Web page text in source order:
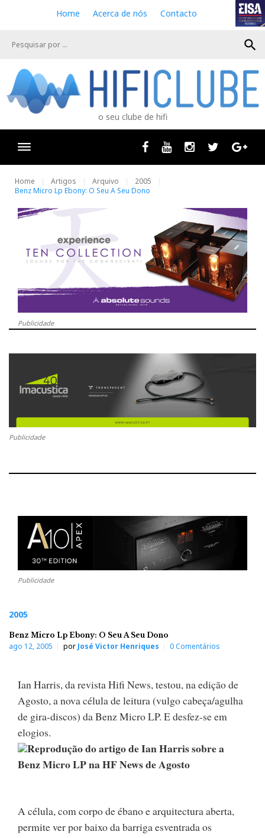
e
Home Acerca de nós Contacto
search
o seu clube de hifi
Facebook
Youtube InstagramTwitter
Home Artigos Arquivo
2005
Benz Micro Lp Ebony: O Seu A Seu Dono
Publicidade
Publicidade
Publicidade
2005
Benz Micro Lp Ebony: O Seu A Seu Dono
ago 12, 2005 por José Victor Henriques 0 Comentários
Ian Harris, da revista Hifi News, testou, na edição de
Agosto, a nova célula de leitura (vulgo cabeça/agulha
de gira-discos) da Benz Micro LP. E desfez-se em
elogios.
Reprodução do artigo de Ian Harris sobre a
Benz Micro LP na HF News de Agosto
A célula, com corpo de ébano e arquitectura aberta,
permite ver por baixo da barriga esventrada os